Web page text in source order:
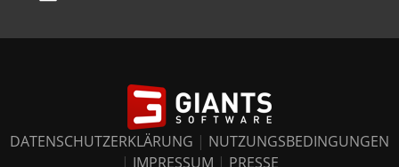
DATENSCHUTZERKLÄRUNG | NUTZUNGSBEDINGUNGEN
| IMPRESSUM | PRESSE